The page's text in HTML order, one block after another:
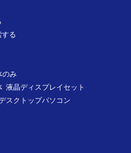
る
のみ
液晶ディスプレイセット
スクトップパソコン